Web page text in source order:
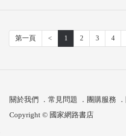
第一頁 < 1 2 3 4
關於我們 ． 常見問題 ． 團購服務 ．
Copyright © 國家網路書店